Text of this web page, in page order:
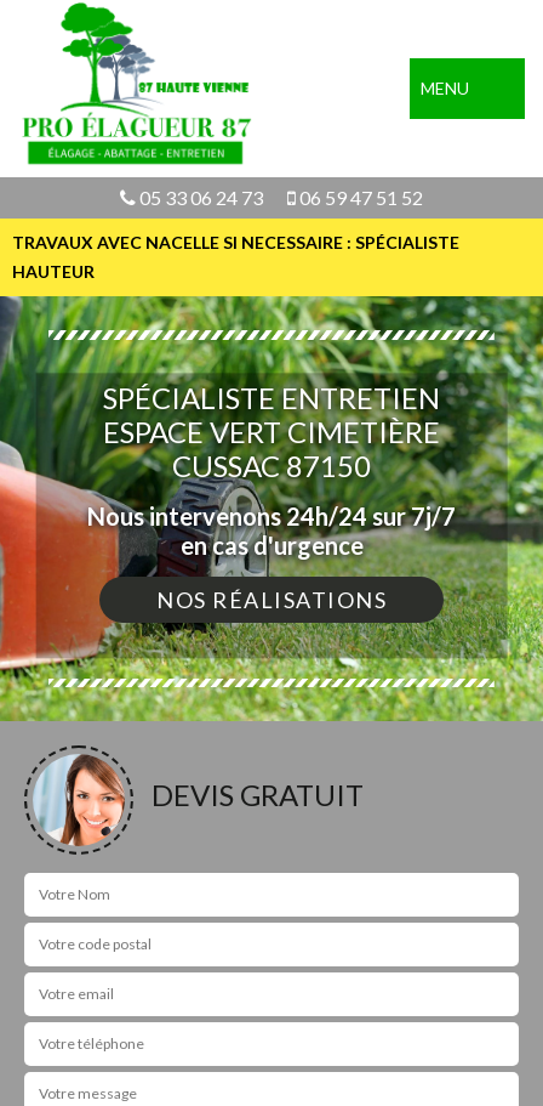
MENU
05 33 06 24 73 06 59 47 51 52
TRAVAUX AVEC NACELLE SI NECESSAIRE : SPÉCIALISTE
HAUTEUR
SPÉCIALISTE ENTRETIEN
ESPACE VERT CIMETIÈRE
CUSSAC 87150
Nous intervenons 24h/24 sur 7j/7
en cas d'urgence
NOS RÉALISATIONS
DEVIS GRATUIT